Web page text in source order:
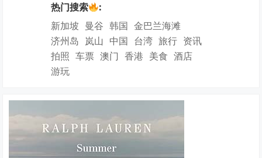
热门搜索
:
新加坡 曼谷 韩国 金巴兰海滩
济州岛 岚山 中国 台湾 旅行 资讯
拍照 车票 澳门 香港 美食 酒店
游玩